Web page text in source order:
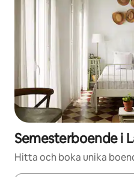
Semesterboende i
Hitta och boka unika